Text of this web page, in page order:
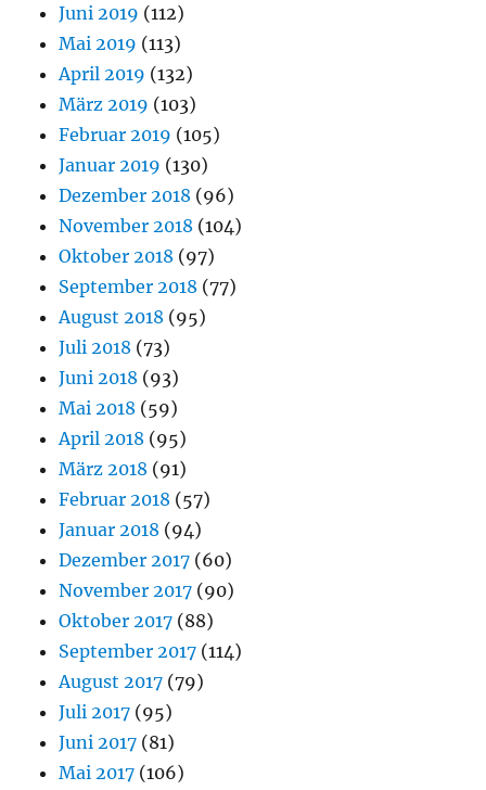
Juni 2019 (112)
Mai 2019 (113)
April 2019 (132)
März 2019 (103)
Februar 2019 (105)
Januar 2019 (130)
Dezember 2018 (96)
November 2018 (104)
Oktober 2018 (97)
September 2018 (77)
August 2018 (95)
Juli 2018 (73)
Juni 2018 (93)
Mai 2018 (59)
April 2018 (95)
März 2018 (91)
Februar 2018 (57)
Januar 2018 (94)
Dezember 2017 (60)
November 2017 (90)
Oktober 2017 (88)
September 2017 (114)
August 2017 (79)
Juli 2017 (95)
Juni 2017 (81)
Mai 2017 (106)